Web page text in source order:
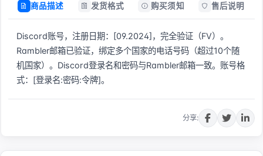
商品描述 发货格式 购买须知 售后说明
Discord账号，注册日期：[09.2024]，完全验证（FV）。
Rambler邮箱已验证，绑定多个国家的电话号码（超过10个随
机国家）。Discord登录名和密码与Rambler邮箱一致。账号格
式：[登录名:密码:令牌]。
分享: